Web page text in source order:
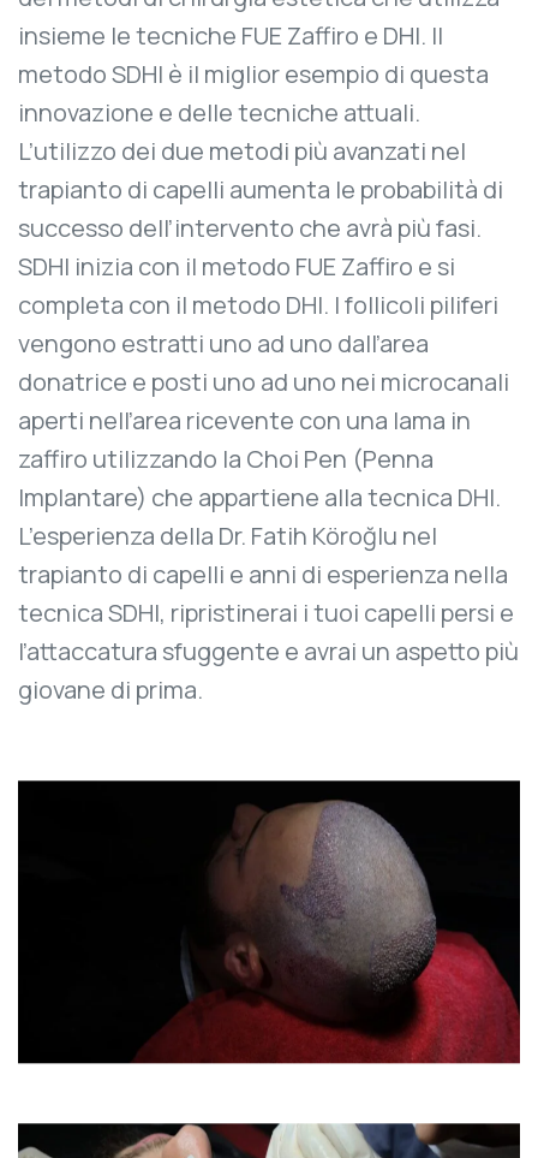
insieme le tecniche FUE Zaffiro e DHI. Il
metodo SDHI è il miglior esempio di questa
innovazione e delle tecniche attuali.
L’utilizzo dei due metodi più avanzati nel
trapianto di capelli aumenta le probabilità di
successo dell’intervento che avrà più fasi.
SDHI inizia con il metodo FUE Zaffiro e si
completa con il metodo DHI. I follicoli piliferi
vengono estratti uno ad uno dall’area
donatrice e posti uno ad uno nei microcanali
aperti nell’area ricevente con una lama in
zaffiro utilizzando la Choi Pen (Penna
Implantare) che appartiene alla tecnica DHI.
L’esperienza della Dr. Fatih Köroğlu nel
trapianto di capelli e anni di esperienza nella
tecnica SDHI, ripristinerai i tuoi capelli persi e
l’attaccatura sfuggente e avrai un aspetto più
giovane di prima.